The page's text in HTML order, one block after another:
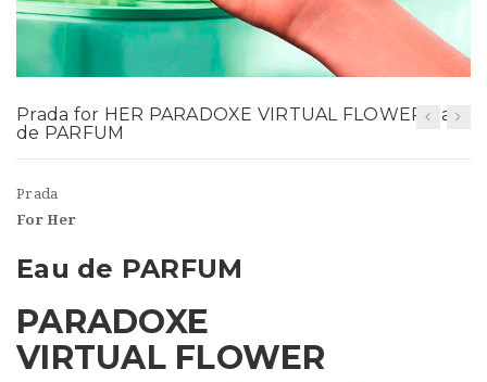
t
o
n
Prada for HER PARADOXE VIRTUAL FLOWER Eau
de PARFUM
Prada
For Her
Eau de PARFUM
PARADOXE
VIRTUAL FLOWER